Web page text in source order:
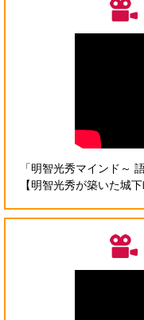
「明智光秀マインド～
【明智光秀が築いた城